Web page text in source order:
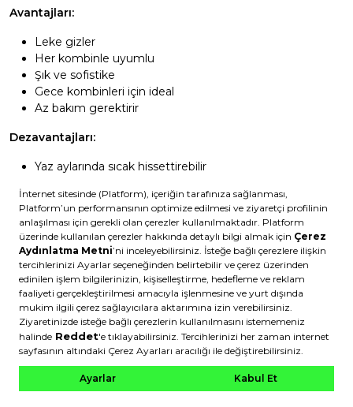
Avantajları:
Leke gizler
Her kombinle uyumlu
Şık ve sofistike
Gece kombinleri için ideal
Az bakım gerektirir
Dezavantajları:
Yaz aylarında sıcak hissettirebilir
Kombin önerisi:Siyah sneaker, siyah jean ve gri tişört
minimal ve şık bir görünüm sunar.
Nötr Tonlar
Gri:
Çok yönlü
Leke gizler
Modern görünüm
Her mevsim uygun
Lacivert: